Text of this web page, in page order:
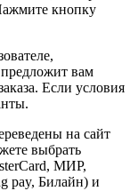
кнопку
вам
Если условия
на сайт
выбрать
МИР,
pay, Билайн) и